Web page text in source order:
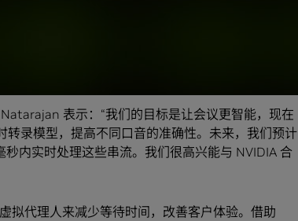
表示：“我们的目标是让会议更智能，现在
转录模型，提高不同口音的准确性。未来，我们预计
内实时处理这些串流。我们很高兴能与 NVIDIA 合
拟代理人来减少等待时间，改善客户体验。借助